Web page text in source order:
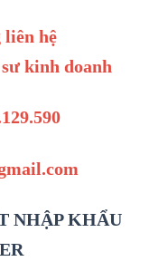
hệ
kinh doanh
NHẬP KHẨU